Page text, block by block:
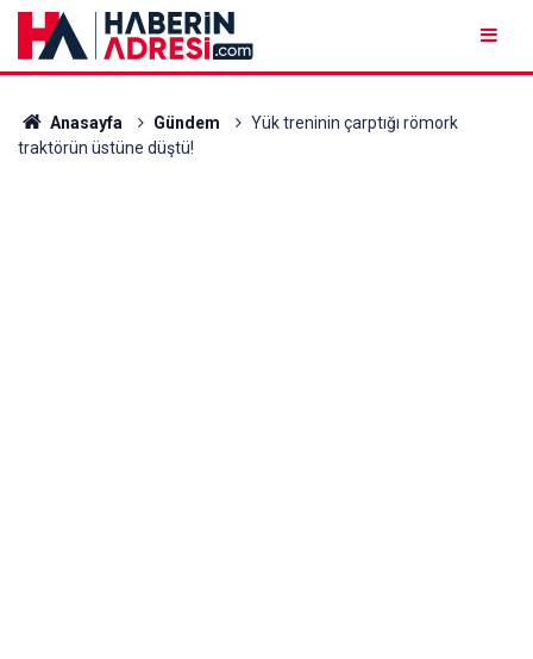
Anasayfa Gündem
Yük treninin çarptığı römork
traktörün üstüne düştü!